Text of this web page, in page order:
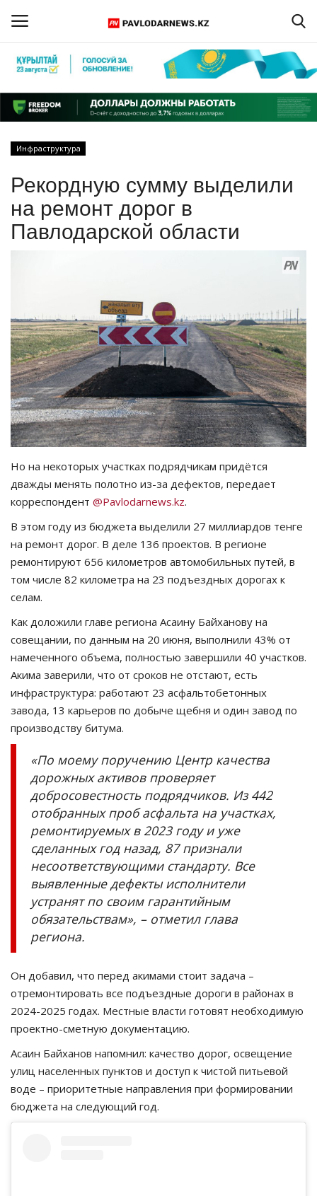
Регистрация
Главная
ПАВЛОДАРСКАЯ ОБЛАСТЬ
КАЗАХСТАН
СПОРТ
Чек-лист
РАЗВЛЕЧЕНИЯ
OFFICIAL
Курултай
Язык
Қазақша Русский
Инфраструктура
Рекордную сумму выделили
на ремонт дорог в
Павлодарской области
Но на некоторых участках подрядчикам придётся
дважды менять полотно из-за дефектов, передает
корреспондент @Pavlodarnews.kz.
В этом году из бюджета выделили 27 миллиардов тенге
на ремонт дорог. В деле 136 проектов. В регионе
ремонтируют 656 километров автомобильных путей, в
том числе 82 километра на 23 подъездных дорогах к
селам.
Как доложили главе региона Асаину Байханову на
совещании, по данным на 20 июня, выполнили 43% от
намеченного объема, полностью завершили 40 участков.
Акима заверили, что от сроков не отстают, есть
инфраструктура: работают 23 асфальтобетонных
завода, 13 карьеров по добыче щебня и один завод по
производству битума.
«По моему поручению Центр качества
дорожных активов проверяет
добросовестность подрядчиков. Из 442
отобранных проб асфальта на участках,
ремонтируемых в 2023 году и уже
сделанных год назад, 87 признали
несоответствующими стандарту. Все
выявленные дефекты исполнители
устранят по своим гарантийным
обязательствам», – отметил глава
региона.
Он добавил, что перед акимами стоит задача –
отремонтировать все подъездные дороги в районах в
2024-2025 годах. Местные власти готовят необходимую
проектно-сметную документацию.
Асаин Байханов напомнил: качество дорог, освещение
улиц населенных пунктов и доступ к чистой питьевой
воде – приоритетные направления при формировании
бюджета на следующий год.